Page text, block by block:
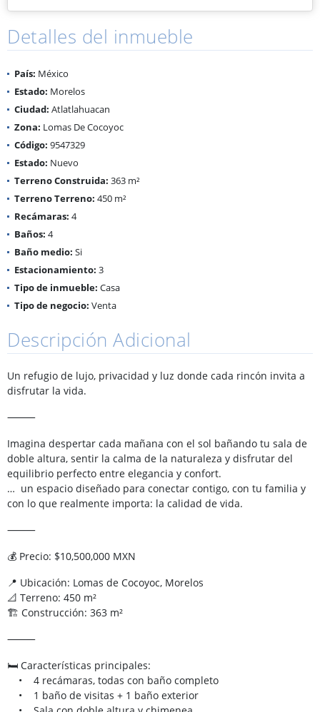
Detalles del inmueble
País: México
Estado: Morelos
Ciudad: Atlatlahuacan
Zona: Lomas De Cocoyoc
Código: 9547329
Estado: Nuevo
Terreno Construida: 363 m²
Terreno Terreno: 450 m²
Recámaras: 4
Baños: 4
Baño medio: Si
Estacionamiento: 3
Tipo de inmueble: Casa
Tipo de negocio: Venta
Descripción Adicional
Un refugio de lujo, privacidad y luz donde cada rincón invita a
disfrutar la vida.
⸻
Imagina despertar cada mañana con el sol bañando tu sala de
doble altura, sentir la calma de la naturaleza y disfrutar del
equilibrio perfecto entre elegancia y confort.
… un espacio diseñado para conectar contigo, con tu familia y
con lo que realmente importa: la calidad de vida.
⸻
💰 Precio: $10,500,000 MXN
📍 Ubicación: Lomas de Cocoyoc, Morelos
📐 Terreno: 450 m²
🏗 Construcción: 363 m²
⸻
🛏 Características principales:
• 4 recámaras, todas con baño completo
• 1 baño de visitas + 1 baño exterior